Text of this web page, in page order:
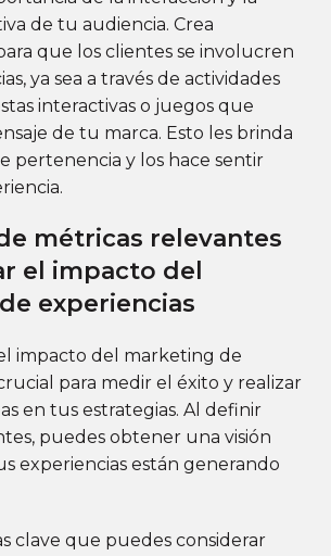
de tu audiencia. Crea
que los clientes se involucren
ya sea a través de actividades
interactivas o juegos que
de tu marca. Esto les brinda
pertenencia y los hace sentir
métricas relevantes
el impacto del
experiencias
impacto del marketing de
para medir el éxito y realizar
en tus estrategias. Al definir
puedes obtener una visión
experiencias están generando
clave que puedes considerar